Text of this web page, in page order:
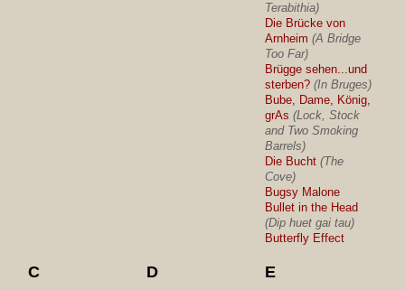
Terabithia)
Die Brücke von
Arnheim (A Bridge
Too Far)
Brügge sehen...und
sterben? (In Bruges)
Bube, Dame, König,
grAs (Lock, Stock
and Two Smoking
Barrels)
Die Bucht (The
Cove)
Bugsy Malone
Bullet in the Head
(Dip huet gai tau)
Butterfly Effect
C D E